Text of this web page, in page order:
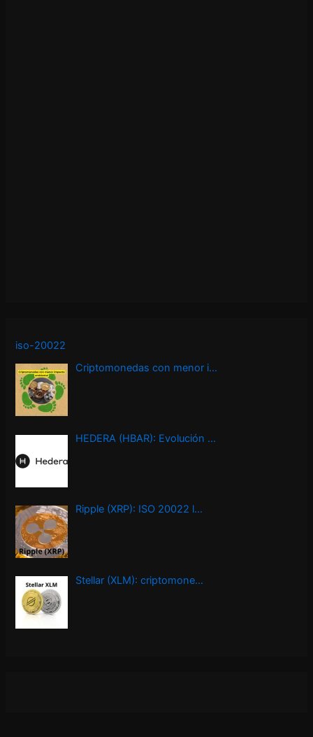
iso-20022
Criptomonedas con menor i…
HEDERA (HBAR): Evolución …
Ripple (XRP): ISO 20022 l…
Stellar (XLM): criptomone…